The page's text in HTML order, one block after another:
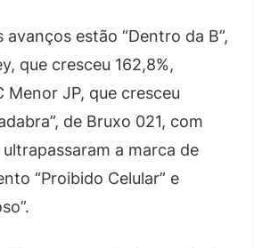
estão “Dentro da B”,
que cresceu 162,8%,
Menor JP, que cresceu
de Bruxo 021, com
ultrapassaram a marca de
“Proibido Celular” e